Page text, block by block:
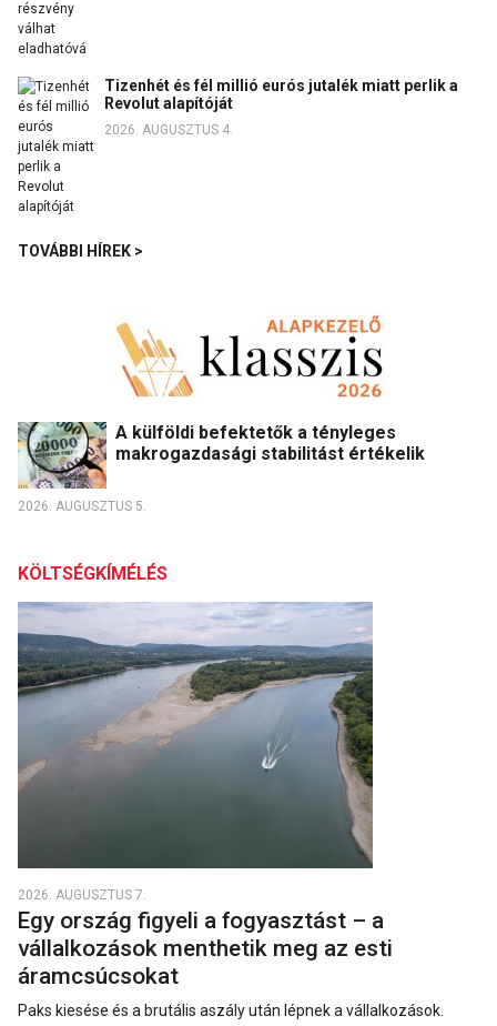
Tizenhét és fél millió eurós jutalék miatt perlik a
Revolut alapítóját
2026. AUGUSZTUS 4.
TOVÁBBI HÍREK >
A külföldi befektetők a tényleges
makrogazdasági stabilitást értékelik
2026. AUGUSZTUS 5.
KÖLTSÉGKÍMÉLÉS
2026. AUGUSZTUS 7.
Egy ország figyeli a fogyasztást – a
vállalkozások menthetik meg az esti
áramcsúcsokat
Paks kiesése és a brutális aszály után lépnek a vállalkozások.